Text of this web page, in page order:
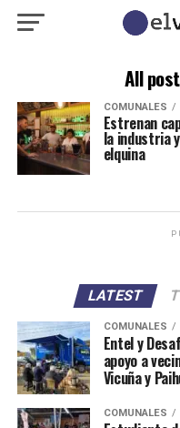
All
COMUNALES
Estrenan
la industria
elquina
LATEST
COMUNALES
Entel y
apoyo a
Vicuña y
COMUNALES